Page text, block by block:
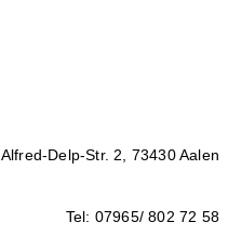
Alfred-Delp-Str. 2, 73430 Aalen
Tel: 07965/ 802 72 58